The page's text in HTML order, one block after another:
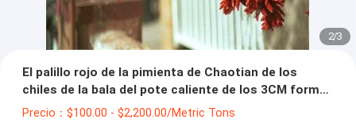
2/3
El palillo rojo de la pimienta de Chaotian de los
chiles de la bala del pote caliente de los 3CM forma
20000 SHU
Precio：$100.00 - $2,200.00/Metric Tons